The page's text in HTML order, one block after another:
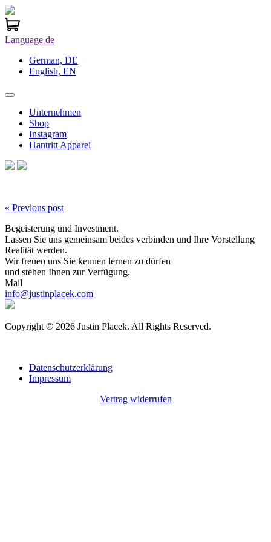
Language de
German, DE
English, EN
Unternehmen
Shop
Instagram
Hantritt Apparel
« Previous post
Begeisterung und Investment.
Lassen Sie uns gemeinsam beides verbinden und Ihre Vorstellung
Realität werden.
Wir freuen uns Sie kennen lernen zu dürfen
und stehen Ihnen zur Verfügung.
Mail
info@justinplacek.com
Copyright © 2026 Justin Placek. All Rights Reserved.
Datenschutzerklärung
Impressum
Vertrag widerrufen